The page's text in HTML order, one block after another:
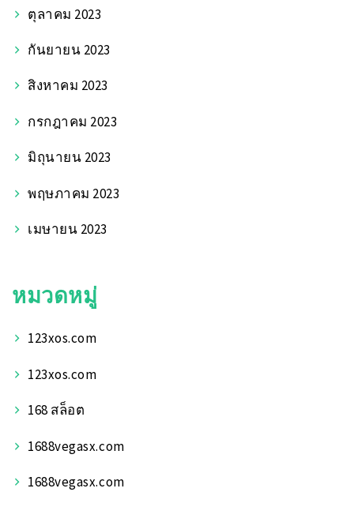
ตุลาคม 2023
กันยายน 2023
สิงหาคม 2023
กรกฎาคม 2023
มิถุนายน 2023
พฤษภาคม 2023
เมษายน 2023
หมวดหมู่
123xos.com
123xos.com
168 สล็อต
1688vegasx.com
1688vegasx.com